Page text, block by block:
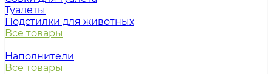
Туалеты
Подстилки для животных
Все товары
Наполнители
Все товары